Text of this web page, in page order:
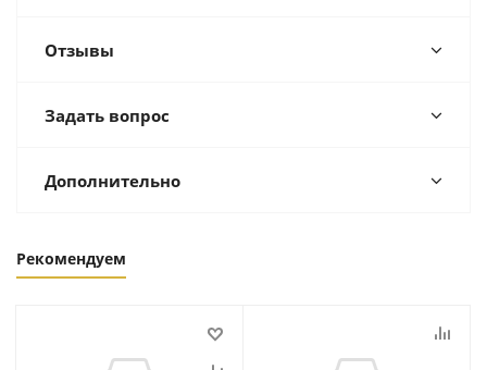
Отзывы
Задать вопрос
Дополнительно
Рекомендуем